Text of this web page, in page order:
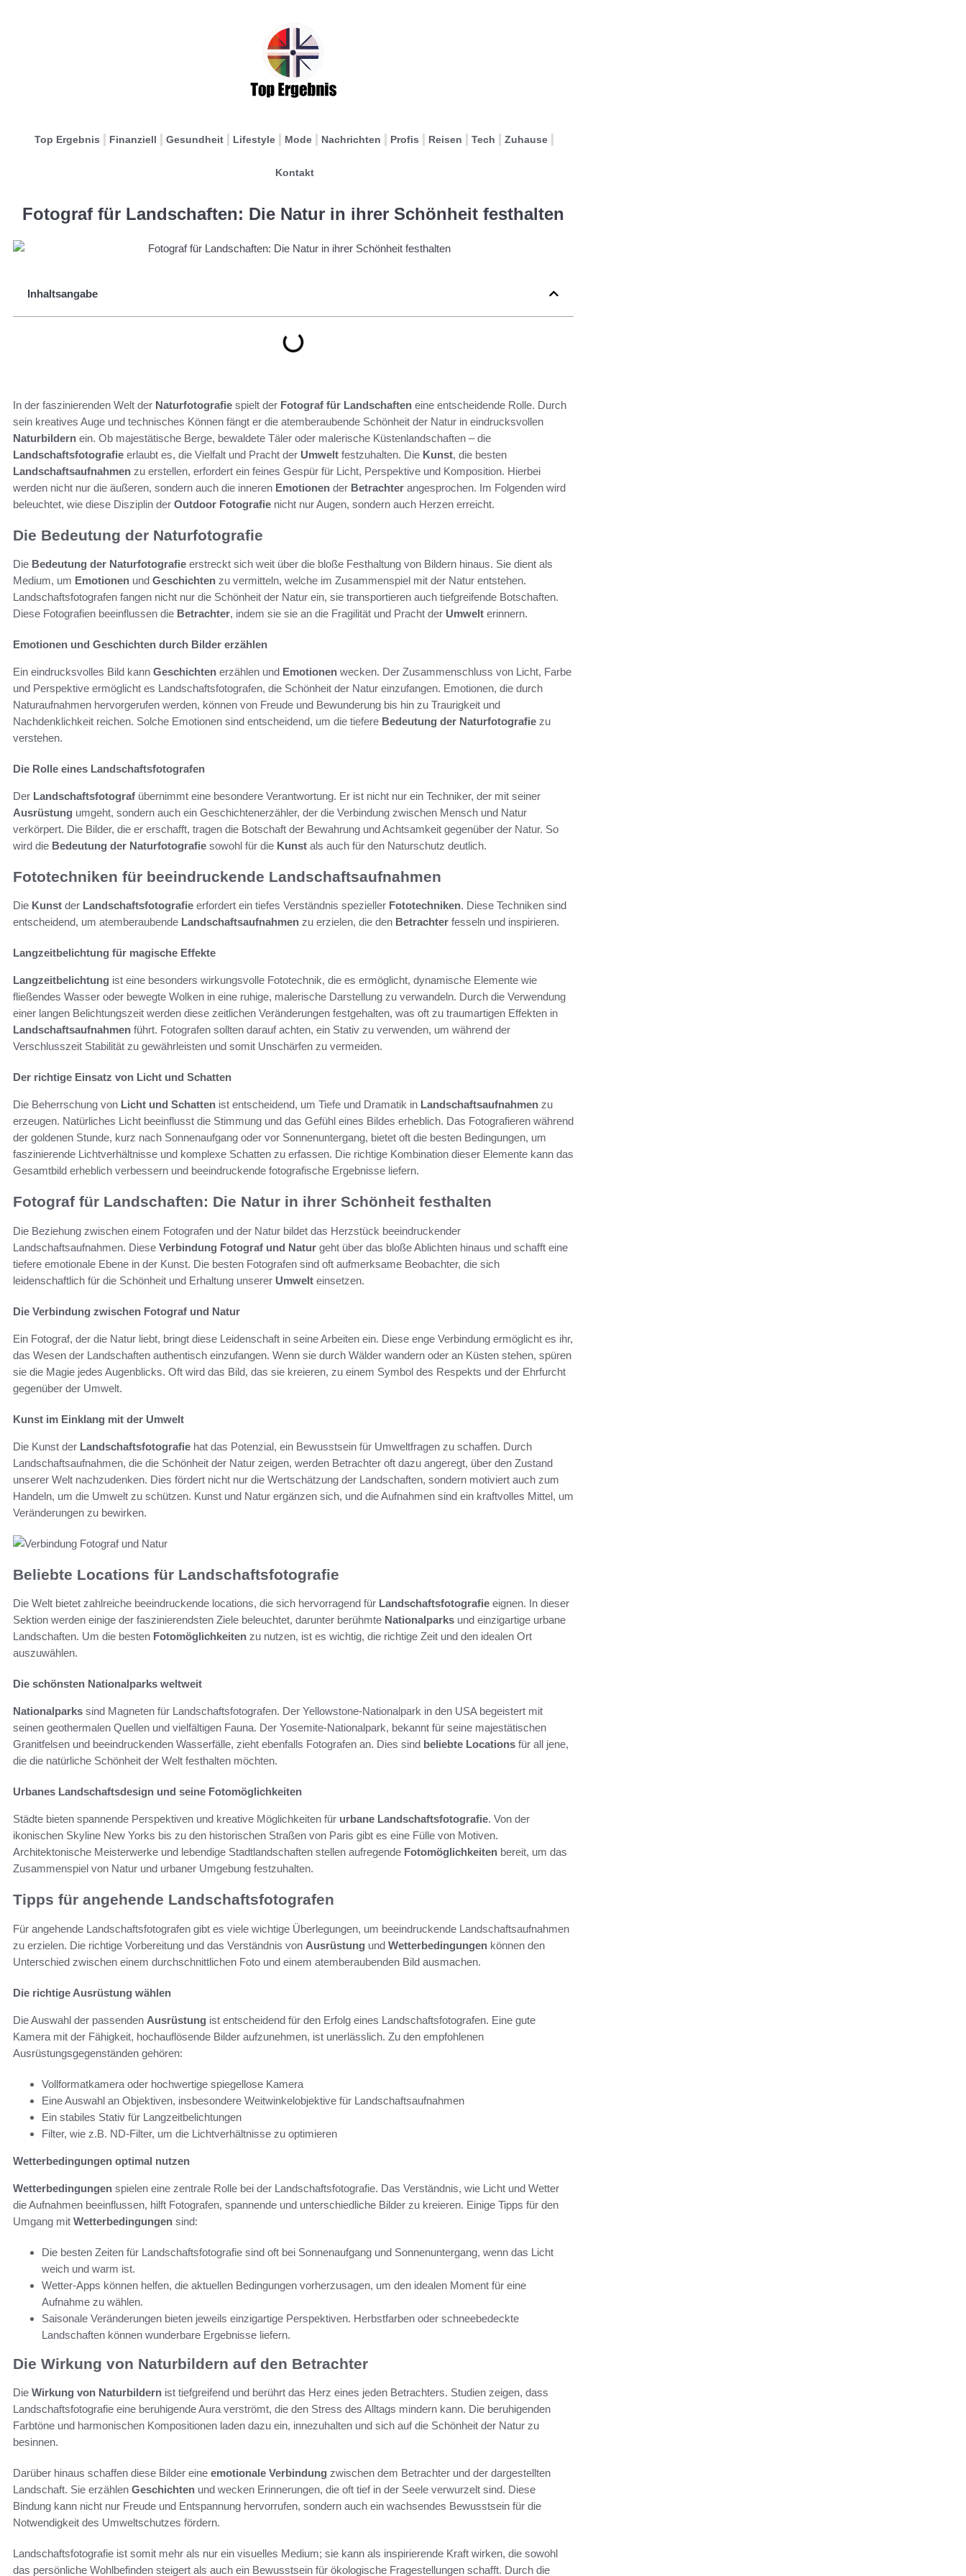
Top Ergebnis Finanziell Gesundheit Lifestyle Mode Nachrichten Profis Reisen Tech Zuhause
Kontakt
Fotograf für Landschaften: Die Natur in ihrer Schönheit festhalten
Inhaltsangabe
In der faszinierenden Welt der Naturfotografie spielt der Fotograf für Landschaften eine entscheidende Rolle. Durch
sein kreatives Auge und technisches Können fängt er die atemberaubende Schönheit der Natur in eindrucksvollen
Naturbildern ein. Ob majestätische Berge, bewaldete Täler oder malerische Küstenlandschaften – die
Landschaftsfotografie erlaubt es, die Vielfalt und Pracht der Umwelt festzuhalten. Die Kunst, die besten
Landschaftsaufnahmen zu erstellen, erfordert ein feines Gespür für Licht, Perspektive und Komposition. Hierbei
werden nicht nur die äußeren, sondern auch die inneren Emotionen der Betrachter angesprochen. Im Folgenden wird
beleuchtet, wie diese Disziplin der Outdoor Fotografie nicht nur Augen, sondern auch Herzen erreicht.
Die Bedeutung der Naturfotografie
Die Bedeutung der Naturfotografie erstreckt sich weit über die bloße Festhaltung von Bildern hinaus. Sie dient als
Medium, um Emotionen und Geschichten zu vermitteln, welche im Zusammenspiel mit der Natur entstehen.
Landschaftsfotografen fangen nicht nur die Schönheit der Natur ein, sie transportieren auch tiefgreifende Botschaften.
Diese Fotografien beeinflussen die Betrachter, indem sie sie an die Fragilität und Pracht der Umwelt erinnern.
Emotionen und Geschichten durch Bilder erzählen
Ein eindrucksvolles Bild kann Geschichten erzählen und Emotionen wecken. Der Zusammenschluss von Licht, Farbe
und Perspektive ermöglicht es Landschaftsfotografen, die Schönheit der Natur einzufangen. Emotionen, die durch
Naturaufnahmen hervorgerufen werden, können von Freude und Bewunderung bis hin zu Traurigkeit und
Nachdenklichkeit reichen. Solche Emotionen sind entscheidend, um die tiefere Bedeutung der Naturfotografie zu
verstehen.
Die Rolle eines Landschaftsfotografen
Der Landschaftsfotograf übernimmt eine besondere Verantwortung. Er ist nicht nur ein Techniker, der mit seiner
Ausrüstung umgeht, sondern auch ein Geschichtenerzähler, der die Verbindung zwischen Mensch und Natur
verkörpert. Die Bilder, die er erschafft, tragen die Botschaft der Bewahrung und Achtsamkeit gegenüber der Natur. So
wird die Bedeutung der Naturfotografie sowohl für die Kunst als auch für den Naturschutz deutlich.
Fototechniken für beeindruckende Landschaftsaufnahmen
Die Kunst der Landschaftsfotografie erfordert ein tiefes Verständnis spezieller Fototechniken. Diese Techniken sind
entscheidend, um atemberaubende Landschaftsaufnahmen zu erzielen, die den Betrachter fesseln und inspirieren.
Langzeitbelichtung für magische Effekte
Langzeitbelichtung ist eine besonders wirkungsvolle Fototechnik, die es ermöglicht, dynamische Elemente wie
fließendes Wasser oder bewegte Wolken in eine ruhige, malerische Darstellung zu verwandeln. Durch die Verwendung
einer langen Belichtungszeit werden diese zeitlichen Veränderungen festgehalten, was oft zu traumartigen Effekten in
Landschaftsaufnahmen führt. Fotografen sollten darauf achten, ein Stativ zu verwenden, um während der
Verschlusszeit Stabilität zu gewährleisten und somit Unschärfen zu vermeiden.
Der richtige Einsatz von Licht und Schatten
Die Beherrschung von Licht und Schatten ist entscheidend, um Tiefe und Dramatik in Landschaftsaufnahmen zu
erzeugen. Natürliches Licht beeinflusst die Stimmung und das Gefühl eines Bildes erheblich. Das Fotografieren während
der goldenen Stunde, kurz nach Sonnenaufgang oder vor Sonnenuntergang, bietet oft die besten Bedingungen, um
faszinierende Lichtverhältnisse und komplexe Schatten zu erfassen. Die richtige Kombination dieser Elemente kann das
Gesamtbild erheblich verbessern und beeindruckende fotografische Ergebnisse liefern.
Fotograf für Landschaften: Die Natur in ihrer Schönheit festhalten
Die Beziehung zwischen einem Fotografen und der Natur bildet das Herzstück beeindruckender
Landschaftsaufnahmen. Diese Verbindung Fotograf und Natur geht über das bloße Ablichten hinaus und schafft eine
tiefere emotionale Ebene in der Kunst. Die besten Fotografen sind oft aufmerksame Beobachter, die sich
leidenschaftlich für die Schönheit und Erhaltung unserer Umwelt einsetzen.
Die Verbindung zwischen Fotograf und Natur
Ein Fotograf, der die Natur liebt, bringt diese Leidenschaft in seine Arbeiten ein. Diese enge Verbindung ermöglicht es ihr,
das Wesen der Landschaften authentisch einzufangen. Wenn sie durch Wälder wandern oder an Küsten stehen, spüren
sie die Magie jedes Augenblicks. Oft wird das Bild, das sie kreieren, zu einem Symbol des Respekts und der Ehrfurcht
gegenüber der Umwelt.
Kunst im Einklang mit der Umwelt
Die Kunst der Landschaftsfotografie hat das Potenzial, ein Bewusstsein für Umweltfragen zu schaffen. Durch
Landschaftsaufnahmen, die die Schönheit der Natur zeigen, werden Betrachter oft dazu angeregt, über den Zustand
unserer Welt nachzudenken. Dies fördert nicht nur die Wertschätzung der Landschaften, sondern motiviert auch zum
Handeln, um die Umwelt zu schützen. Kunst und Natur ergänzen sich, und die Aufnahmen sind ein kraftvolles Mittel, um
Veränderungen zu bewirken.
Beliebte Locations für Landschaftsfotografie
Die Welt bietet zahlreiche beeindruckende locations, die sich hervorragend für Landschaftsfotografie eignen. In dieser
Sektion werden einige der faszinierendsten Ziele beleuchtet, darunter berühmte Nationalparks und einzigartige urbane
Landschaften. Um die besten Fotomöglichkeiten zu nutzen, ist es wichtig, die richtige Zeit und den idealen Ort
auszuwählen.
Die schönsten Nationalparks weltweit
Nationalparks sind Magneten für Landschaftsfotografen. Der Yellowstone-Nationalpark in den USA begeistert mit
seinen geothermalen Quellen und vielfältigen Fauna. Der Yosemite-Nationalpark, bekannt für seine majestätischen
Granitfelsen und beeindruckenden Wasserfälle, zieht ebenfalls Fotografen an. Dies sind beliebte Locations für all jene,
die die natürliche Schönheit der Welt festhalten möchten.
Urbanes Landschaftsdesign und seine Fotomöglichkeiten
Städte bieten spannende Perspektiven und kreative Möglichkeiten für urbane Landschaftsfotografie. Von der
ikonischen Skyline New Yorks bis zu den historischen Straßen von Paris gibt es eine Fülle von Motiven.
Architektonische Meisterwerke und lebendige Stadtlandschaften stellen aufregende Fotomöglichkeiten bereit, um das
Zusammenspiel von Natur und urbaner Umgebung festzuhalten.
Tipps für angehende Landschaftsfotografen
Für angehende Landschaftsfotografen gibt es viele wichtige Überlegungen, um beeindruckende Landschaftsaufnahmen
zu erzielen. Die richtige Vorbereitung und das Verständnis von Ausrüstung und Wetterbedingungen können den
Unterschied zwischen einem durchschnittlichen Foto und einem atemberaubenden Bild ausmachen.
Die richtige Ausrüstung wählen
Die Auswahl der passenden Ausrüstung ist entscheidend für den Erfolg eines Landschaftsfotografen. Eine gute
Kamera mit der Fähigkeit, hochauflösende Bilder aufzunehmen, ist unerlässlich. Zu den empfohlenen
Ausrüstungsgegenständen gehören:
Vollformatkamera oder hochwertige spiegellose Kamera
Eine Auswahl an Objektiven, insbesondere Weitwinkelobjektive für Landschaftsaufnahmen
Ein stabiles Stativ für Langzeitbelichtungen
Filter, wie z.B. ND-Filter, um die Lichtverhältnisse zu optimieren
Wetterbedingungen optimal nutzen
Wetterbedingungen spielen eine zentrale Rolle bei der Landschaftsfotografie. Das Verständnis, wie Licht und Wetter
die Aufnahmen beeinflussen, hilft Fotografen, spannende und unterschiedliche Bilder zu kreieren. Einige Tipps für den
Umgang mit Wetterbedingungen sind:
Die besten Zeiten für Landschaftsfotografie sind oft bei Sonnenaufgang und Sonnenuntergang, wenn das Licht
weich und warm ist.
Wetter-Apps können helfen, die aktuellen Bedingungen vorherzusagen, um den idealen Moment für eine
Aufnahme zu wählen.
Saisonale Veränderungen bieten jeweils einzigartige Perspektiven. Herbstfarben oder schneebedeckte
Landschaften können wunderbare Ergebnisse liefern.
Die Wirkung von Naturbildern auf den Betrachter
Die Wirkung von Naturbildern ist tiefgreifend und berührt das Herz eines jeden Betrachters. Studien zeigen, dass
Landschaftsfotografie eine beruhigende Aura verströmt, die den Stress des Alltags mindern kann. Die beruhigenden
Farbtöne und harmonischen Kompositionen laden dazu ein, innezuhalten und sich auf die Schönheit der Natur zu
besinnen.
Darüber hinaus schaffen diese Bilder eine emotionale Verbindung zwischen dem Betrachter und der dargestellten
Landschaft. Sie erzählen Geschichten und wecken Erinnerungen, die oft tief in der Seele verwurzelt sind. Diese
Bindung kann nicht nur Freude und Entspannung hervorrufen, sondern auch ein wachsendes Bewusstsein für die
Notwendigkeit des Umweltschutzes fördern.
Landschaftsfotografie ist somit mehr als nur ein visuelles Medium; sie kann als inspirierende Kraft wirken, die sowohl
das persönliche Wohlbefinden steigert als auch ein Bewusstsein für ökologische Fragestellungen schafft. Durch die